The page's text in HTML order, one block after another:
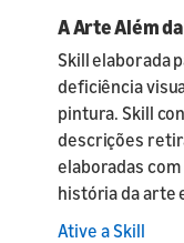
A Arte Além
Skill elaborada
deficiência
pintura. Skill
descrições
elaboradas
história da arte
Ative a Skill